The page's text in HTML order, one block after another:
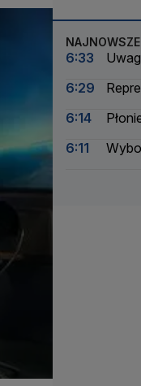
6:33
6:29
6:14
6:11